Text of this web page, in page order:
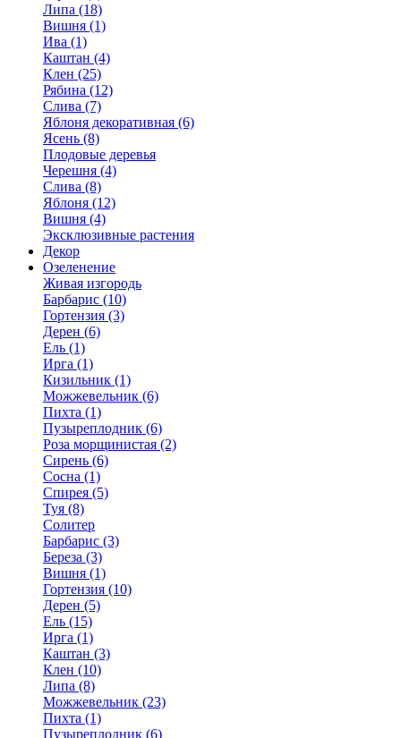
Липа (18)
Вишня (1)
Ива (1)
Каштан (4)
Клен (25)
Рябина (12)
Слива (7)
Яблоня декоративная (6)
Ясень (8)
Плодовые деревья
Черешня (4)
Слива (8)
Яблоня (12)
Вишня (4)
Эксклюзивные растения
Декор
Озеленение
Живая изгородь
Барбарис (10)
Гортензия (3)
Дерен (6)
Ель (1)
Ирга (1)
Кизильник (1)
Можжевельник (6)
Пихта (1)
Пузыреплодник (6)
Роза морщинистая (2)
Сирень (6)
Сосна (1)
Спирея (5)
Туя (8)
Солитер
Барбарис (3)
Береза (3)
Вишня (1)
Гортензия (10)
Дерен (5)
Ель (15)
Ирга (1)
Каштан (3)
Клен (10)
Липа (8)
Можжевельник (23)
Пихта (1)
Пузыреплодник (6)